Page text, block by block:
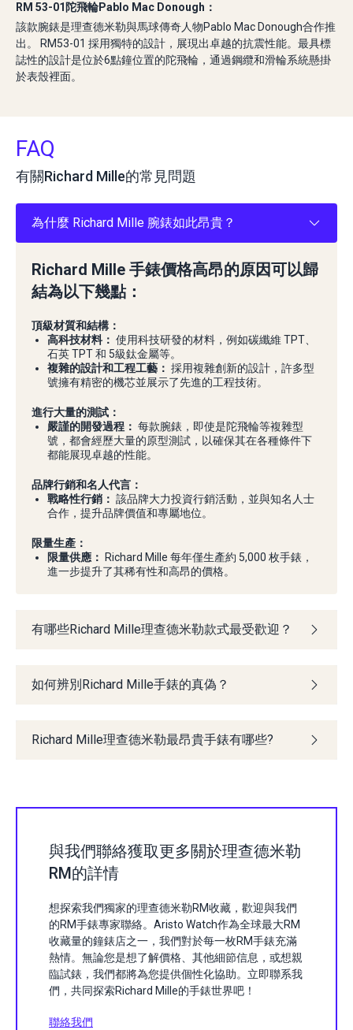
RM 53-01陀飛輪Pablo Mac Donough：
該款腕錶是理查德米勒與馬球傳奇人物Pablo Mac Donough合作推
出。 RM53-01 採用獨特的設計，展現出卓越的抗震性能。最具標
誌性的設計是位於6點鐘位置的陀飛輪，通過鋼纜和滑輪系統懸掛
於表殼裡面。
FAQ
有關Richard Mille的常見問題
為什麼 Richard Mille 腕錶如此昂貴？
Richard Mille 手錶價格高昂的原因可以歸
結為以下幾點：
頂級材質和結構：
高科技材料： 使用科技研發的材料，例如碳纖維 TPT、
石英 TPT 和 5級鈦金屬等。
複雜的設計和工程工藝： 採用複雜創新的設計，許多型
號擁有精密的機芯並展示了先進的工程技術。
進行大量的測試：
嚴謹的開發過程： 每款腕錶，即使是陀飛輪等複雜型
號，都會經歷大量的原型測試，以確保其在各種條件下
都能展現卓越的性能。
品牌行銷和名人代言：
戰略性行銷： 該品牌大力投資行銷活動，並與知名人士
合作，提升品牌價值和專屬地位。
限量生產：
限量供應：
Richard Mille 每年僅生產約 5,000 枚手錶，
進一步提升了其稀有性和高昂的價格。
有哪些Richard Mille理查德米勒款式最受歡迎？
如何辨別Richard Mille手錶的真偽？
Richard Mille理查德米勒最昂貴手錶有哪些?
與我們聯絡獲取更多關於理查德米勒
RM的詳情
想探索我們獨家的理查德米勒RM收藏，歡迎與我們
的RM手錶專家聯絡。Aristo Watch作為全球最大RM
收藏量的鐘錶店之一，我們對於每一枚RM手錶充滿
熱情。無論您是想了解價格、其他細節信息，或想親
臨試錶，我們都將為您提供個性化協助。立即聯系我
們，共同探索Richard Mille的手錶世界吧！
聯絡我們